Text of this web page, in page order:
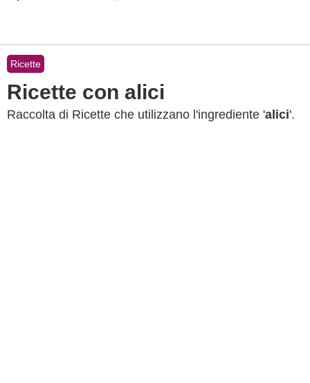
Ricette
Ricette con alici
Raccolta di Ricette che utilizzano l'ingrediente 'alici'.